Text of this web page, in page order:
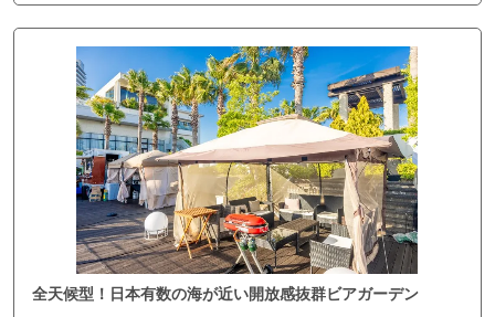
全天候型！日本有数の海が近い開放感抜群ビアガーデン